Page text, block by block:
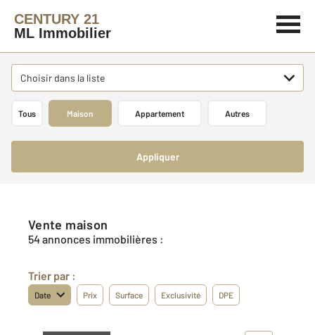
CENTURY 21
ML Immobilier
Choisir dans la liste
Tous Maison Appartement Autres
Appliquer
Vente maison
54 annonces immobilières :
Trier par :
Date Prix Surface Exclusivité DPE